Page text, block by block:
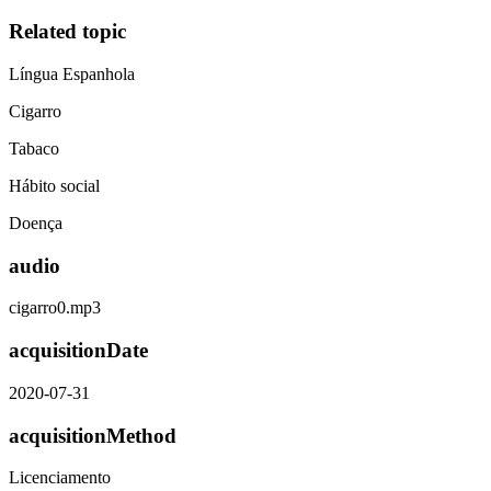
Related topic
Língua Espanhola
Cigarro
Tabaco
Hábito social
Doença
audio
cigarro0.mp3
acquisitionDate
2020-07-31
acquisitionMethod
Licenciamento